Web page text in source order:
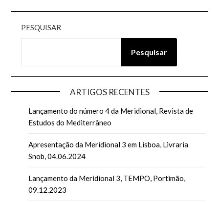
PESQUISAR
Pesquisar
ARTIGOS RECENTES
Lançamento do número 4 da Meridional, Revista de
Estudos do Mediterrâneo
Apresentação da Meridional 3 em Lisboa, Livraria
Snob, 04.06.2024
Lançamento da Meridional 3, TEMPO, Portimão,
09.12.2023